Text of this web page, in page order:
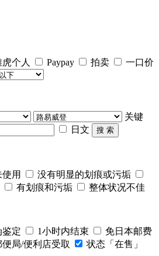
虎个人 Paypay 拍卖 一口价
关键
日文 搜 索
使用
没有明显的划痕或污垢
有划痕和污垢 整体状况不佳
鉴定 1小时内结束
免日本邮费
便局/便利店受取
状态「在售」